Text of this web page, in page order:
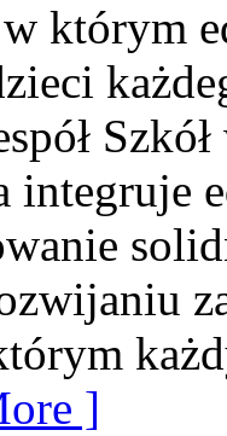
którym
integruje
]